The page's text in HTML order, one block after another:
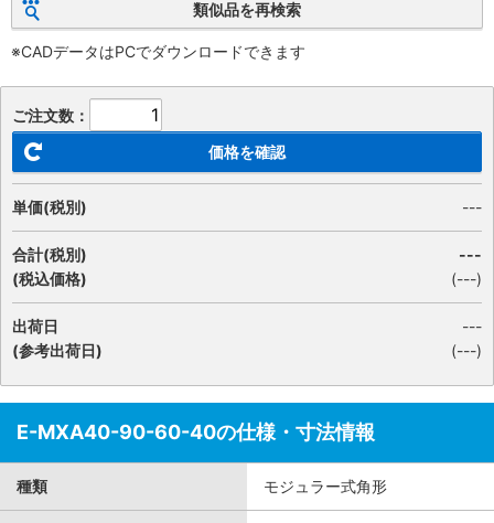
類似品を再検索
※CADデータはPCでダウンロードできます
ご注文数：
価格を確認
単価(税別) ---
合計(税別)
(税込価格)
---
(---)
出荷日
(参考出荷日)
---
(---)
E-MXA40-90-60-40の仕様・寸法情報
種類 モジュラー式角形